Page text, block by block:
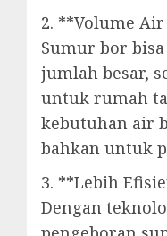
2. **Volume
Sumur bor
jumlah besar,
untuk rumah
kebutuhan air
bahkan untuk
3. **Lebih
Dengan